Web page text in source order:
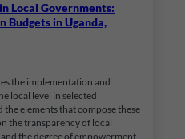
Local Governments:
Budgets in Uganda,
the implementation and
local level in selected
elements that compose these
the transparency of local
the degree of empowerment